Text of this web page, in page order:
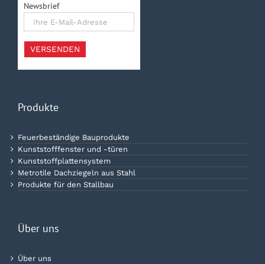
Newsbrief
Adresse
VERSENDEN
Produkte
Feuerbeständige Bauprodukte
Kunststofffenster und -türen
Kunststoffplattensystem
Metrotile Dachziegeln aus Stahl
Produkte für den Stallbau
Über uns
Über uns